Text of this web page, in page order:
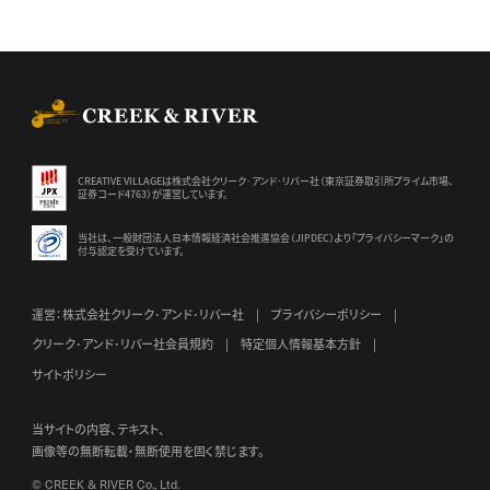
CREATIVE VILLAGEは株式会社クリーク･アンド･リバー社（東京証券取引所プライム市場、
証券コード4763）が運営しています。
当社は、一般財団法人日本情報経済社会推進協会（JIPDEC）より 「プライバシーマーク」の
付与認定を受けています。
運営：株式会社クリーク･アンド･リバー社
プライバシーポリシー
クリーク･アンド･リバー社会員規約
特定個人情報基本方針
サイトポリシー
当サイトの内容、テキスト、
画像等の無断転載・無断使用を固く禁じます。
© CREEK & RIVER Co., Ltd.